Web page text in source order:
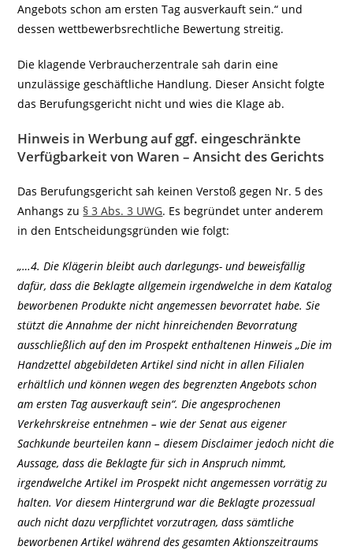
Angebots schon am ersten Tag ausverkauft sein.“ und
dessen wettbewerbsrechtliche Bewertung streitig.
Die klagende Verbraucherzentrale sah darin eine
unzulässige geschäftliche Handlung. Dieser Ansicht folgte
das Berufungsgericht nicht und wies die Klage ab.
Hinweis in Werbung auf ggf. eingeschränkte
Verfügbarkeit von Waren – Ansicht des Gerichts
Das Berufungsgericht sah keinen Verstoß gegen Nr. 5 des
Anhangs zu § 3 Abs. 3 UWG. Es begründet unter anderem
in den Entscheidungsgründen wie folgt:
„…4. Die Klägerin bleibt auch darlegungs- und beweisfällig
dafür, dass die Beklagte allgemein irgendwelche in dem Katalog
beworbenen Produkte nicht angemessen bevorratet habe. Sie
stützt die Annahme der nicht hinreichenden Bevorratung
ausschließlich auf den im Prospekt enthaltenen Hinweis „Die im
Handzettel abgebildeten Artikel sind nicht in allen Filialen
erhältlich und können wegen des begrenzten Angebots schon
am ersten Tag ausverkauft sein“. Die angesprochenen
Verkehrskreise entnehmen – wie der Senat aus eigener
Sachkunde beurteilen kann – diesem Disclaimer jedoch nicht die
Aussage, dass die Beklagte für sich in Anspruch nimmt,
irgendwelche Artikel im Prospekt nicht angemessen vorrätig zu
halten. Vor diesem Hintergrund war die Beklagte prozessual
auch nicht dazu verpflichtet vorzutragen, dass sämtliche
beworbenen Artikel während des gesamten Aktionszeitraums